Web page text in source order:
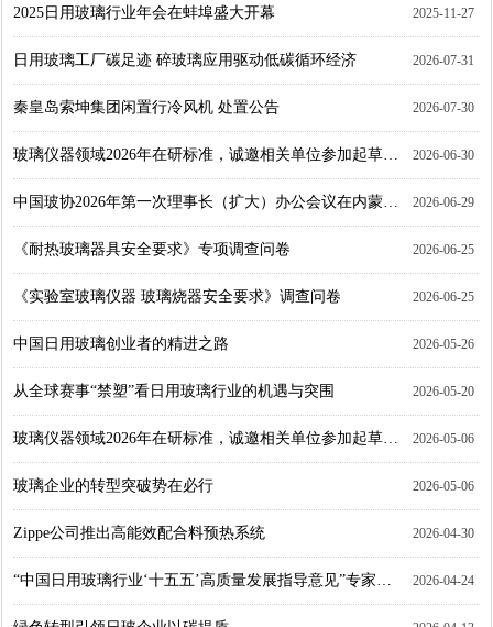
2025-11-27
2025日用玻璃行业年会在蚌埠盛大开幕
2026-07-31
日用玻璃工厂碳足迹 碎玻璃应用驱动低碳循环经济
2026-07-30
秦皇岛索坤集团闲置行冷风机 处置公告
2026-06-30
玻璃仪器领域2026年在研标准，诚邀相关单位参加起草工作
2026-06-29
中国玻协2026年第一次理事长（扩大）办公会议在内蒙古达拉特旗召开
2026-06-25
《耐热玻璃器具安全要求》专项调查问卷
2026-06-25
《实验室玻璃仪器 玻璃烧器安全要求》调查问卷
2026-05-26
中国日用玻璃创业者的精进之路
2026-05-20
从全球赛事“禁塑”看日用玻璃行业的机遇与突围
2026-05-06
玻璃仪器领域2026年在研标准，诚邀相关单位参加起草工作
2026-05-06
玻璃企业的转型突破势在必行
2026-04-30
Zippe公司推出高能效配合料预热系统
2026-04-24
“中国日用玻璃行业‘十五五’高质量发展指导意见”专家审定及行业发展交流会在浙江温州成功召开